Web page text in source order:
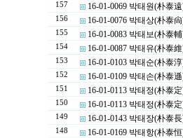
157 16-01-0069 박태원(朴泰
156 16-01-0076 박태상(朴泰
155 16-01-0083 박태보(朴泰
154 16-01-0087 박태유(朴泰
153 16-01-0103 박태순(朴泰
152 16-01-0109 박태손(朴泰
151 16-01-0113 박태정(朴泰
150 16-01-0113 박태정(朴泰
149 16-01-0143 박태장(朴泰
148 16-01-0169 박태항(朴泰